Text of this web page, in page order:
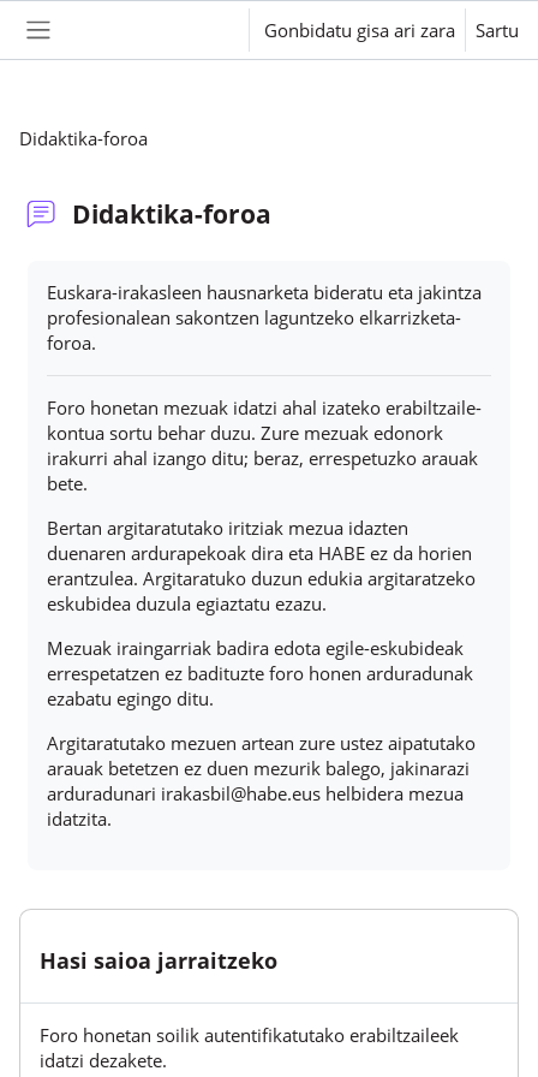
Alboko panela
Gonbidatu gisa ari zara Sartu
Didaktika-foroa
Didaktika-foroa
Euskara-irakasleen hausnarketa bideratu eta jakintza
profesionalean sakontzen laguntzeko elkarrizketa-
foroa.
Foro honetan mezuak idatzi ahal izateko erabiltzaile-
kontua sortu behar duzu. Zure mezuak edonork
irakurri ahal izango ditu; beraz, errespetuzko arauak
bete.
Bertan argitaratutako iritziak mezua idazten
duenaren ardurapekoak dira eta HABE ez da horien
erantzulea. Argitaratuko duzun edukia argitaratzeko
eskubidea duzula egiaztatu ezazu.
Mezuak iraingarriak badira edota egile-eskubideak
errespetatzen ez badituzte foro honen arduradunak
ezabatu egingo ditu.
Argitaratutako mezuen artean zure ustez aipatutako
arauak betetzen ez duen mezurik balego, jakinarazi
arduradunari irakasbil@habe.eus helbidera mezua
idatzita.
Hasi saioa jarraitzeko
Foro honetan soilik autentifikatutako erabiltzaileek
idatzi dezakete.